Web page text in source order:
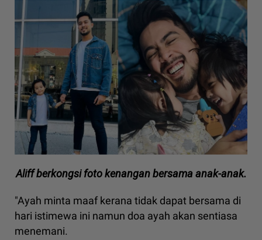
Aliff berkongsi foto kenangan bersama anak-anak.
"Ayah minta maaf kerana tidak dapat bersama di
hari istimewa ini namun doa ayah akan sentiasa
menemani.